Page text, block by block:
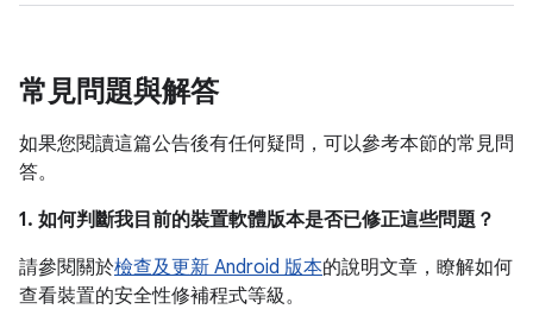
常見問題與解答
如果您閱讀這篇公告後有任何疑問，可以參考本節的常見問
答。
1. 如何判斷我目前的裝置軟體版本是否已修正這些問題？
請參閱關於檢查及更新 Android 版本的說明文章，瞭解如何
查看裝置的安全性修補程式等級。